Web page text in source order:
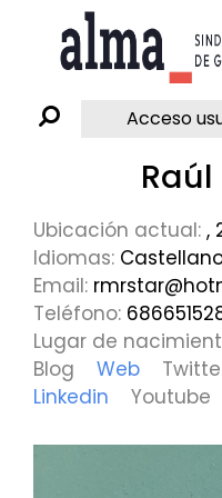
Acceso
Ubicación actual: ,
Idiomas:
Email:
Teléfono:
Lugar de
Blog
Web
Linkedin
Youtube